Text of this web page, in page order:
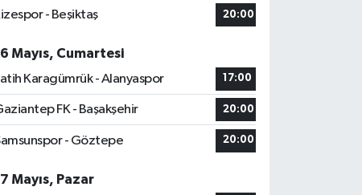
- Beşiktaş
20:00
Mayıs, Cumartesi
Karagümrük - Alanyaspor
17:00
FK - Başakşehir 20:00
- Göztepe 20:00
Mayıs, Pazar